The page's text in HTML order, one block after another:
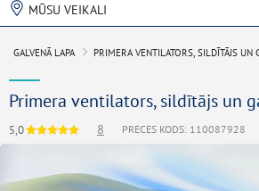
MŪSU VEIKALI
GALVENĀ LAPA PRIMERA VENTILATORS, SILDĪTĀJS UN
Primera ventilators, sildītājs un
5,0 8 PRECES KODS: 110087928